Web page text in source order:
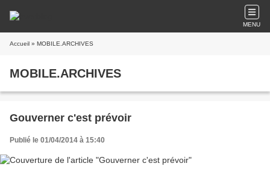
MENU
Accueil » MOBILE.ARCHIVES
MOBILE.ARCHIVES
Gouverner c'est prévoir
Publié le 01/04/2014 à 15:40